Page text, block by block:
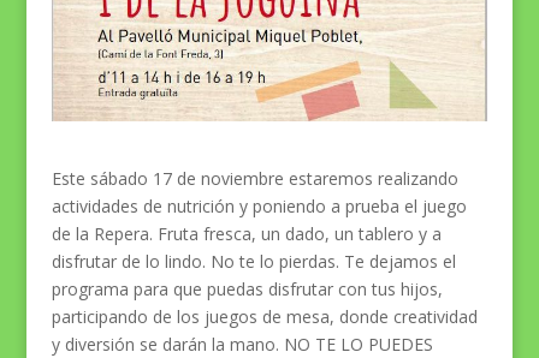
Este sábado 17 de noviembre estaremos realizando
actividades de nutrición y poniendo a prueba el juego
de la Repera. Fruta fresca, un dado, un tablero y a
disfrutar de lo lindo. No te lo pierdas. Te dejamos el
programa para que puedas disfrutar con tus hijos,
participando de los juegos de mesa, donde creatividad
y diversión se darán la mano. NO TE LO PUEDES